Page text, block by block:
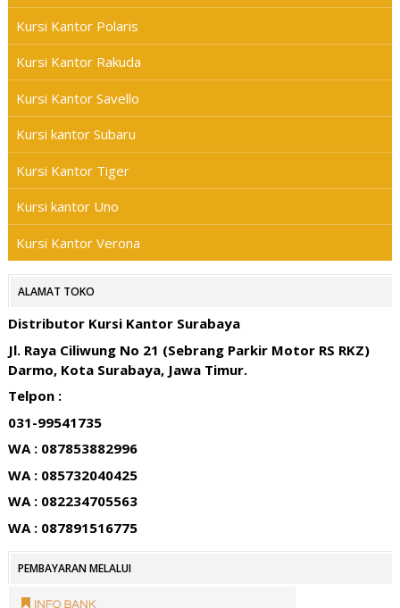
Kursi Kantor Polaris
Kursi Kantor Rakuda
Kursi Kantor Savello
Kursi kantor Subaru
Kursi Kantor Tiger
Kursi kantor Uno
Kursi Kantor Verona
ALAMAT TOKO
Distributor Kursi Kantor Surabaya
Jl. Raya Ciliwung No 21 (Sebrang Parkir Motor RS RKZ)
Darmo, Kota Surabaya, Jawa Timur.
Telpon :
031-99541735
WA : 087853882996
WA : 085732040425
WA : 082234705563
WA : 087891516775
PEMBAYARAN MELALUI